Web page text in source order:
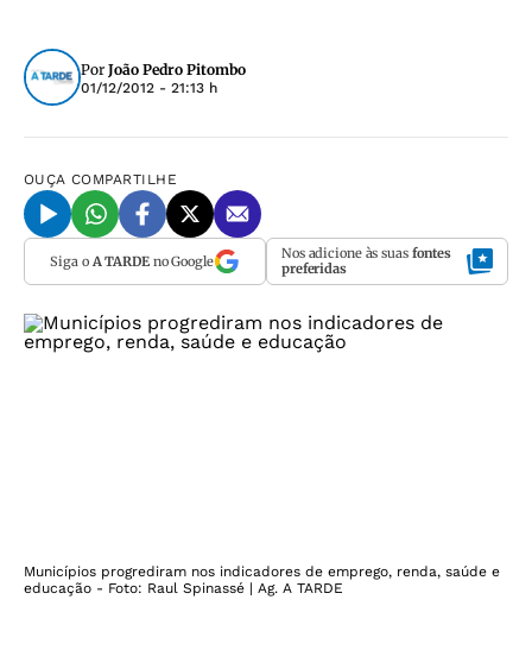
Por João Pedro Pitombo
01/12/2012 - 21:13 h
OUÇA COMPARTILHE
Siga o A TARDEno Google Nos adicione às suas fontes
preferidas
Municípios progrediram nos indicadores de emprego, renda, saúde e
educação - Foto: Raul Spinassé | Ag. A TARDE